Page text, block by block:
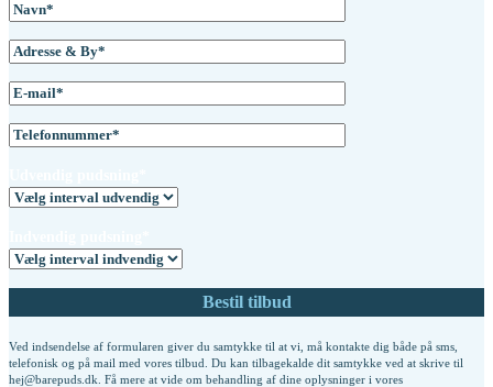
Ved indsendelse af formularen giver du samtykke til at vi, må kontakte dig både på sms,
telefonisk og på mail med vores tilbud. Du kan tilbagekalde dit samtykke ved at skrive til
hej@barepuds.dk. Få mere at vide om behandling af dine oplysninger i vores